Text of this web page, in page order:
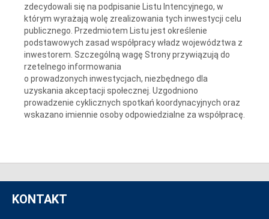
zdecydowali się na podpisanie Listu Intencyjnego, w
którym wyrażają wolę zrealizowania tych inwestycji celu
publicznego. Przedmiotem Listu jest określenie
podstawowych zasad współpracy władz województwa z
inwestorem. Szczególną wagę Strony przywiązują do
rzetelnego informowania
o prowadzonych inwestycjach, niezbędnego dla
uzyskania akceptacji społecznej. Uzgodniono
prowadzenie cyklicznych spotkań koordynacyjnych oraz
wskazano imiennie osoby odpowiedzialne za współpracę.
KONTAKT